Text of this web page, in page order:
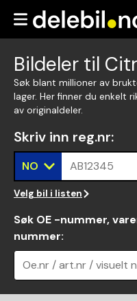
Bildeler til
Søk blant millioner av
lager. Her finner du enkelt
av originaldeler.
Skriv inn reg.nr:
NO AB12345
Velg bil i listen
Søk OE -nummer,
nummer:
Oe.nr / art.nr / visuelt